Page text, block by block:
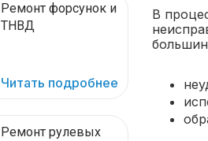
Ремонт форсунок и
ТНВД
Читать подробнее
Ремонт рулевых
В